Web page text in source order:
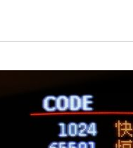
생제품 15% 관세, 120일 후 발
정명령 서명
' 진종오·서범수 징계 절차 개시
수입 27.5%↑…무역총액
항소심도 징역 3년